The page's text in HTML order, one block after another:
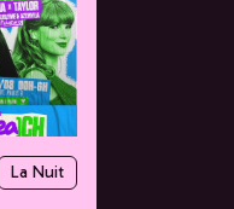
La Nuit